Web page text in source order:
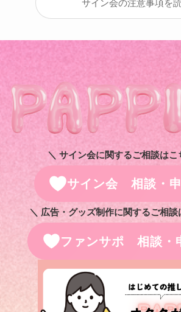
サイン会の注意事項を
＼ サイン会に関するご相談はこ
サイン会 相談・
＼ 広告・グッズ制作に関するご相談
ファンサポ 相談・